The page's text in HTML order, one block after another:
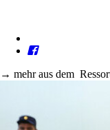
→ mehr aus dem